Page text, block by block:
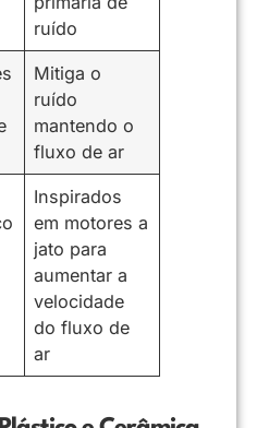
ruído
Mitiga o
ruído
mantendo o
fluxo de ar
Inspirados
em motores a
jato para
aumentar a
velocidade
do fluxo de
ar